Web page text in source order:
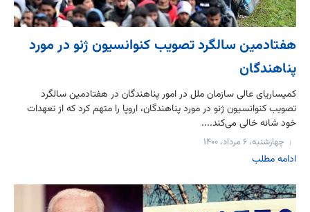
هفتادمین سالگرد تصویب کنوانسیون ژنو در مورد
پناهندگان
کمیساریای عالی سازمان ملل در امور پناهندگان در هفتادمین سالگرد
تصویب کنوانسیون ژنو در مورد پناهندگان، اروپا را متهم کرد که از تعهدات
خود شانه خالی می‌کند....
چهارشنبه، ۶ مرداد، ۱۴۰۰
ادامه مطلب